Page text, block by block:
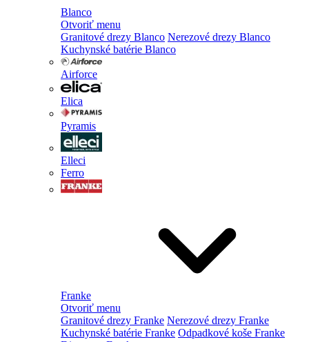
Blanco
Otvoriť menu
Granitové drezy Blanco Nerezové drezy Blanco
Kuchynské batérie Blanco
Airforce
Elica
Pyramis
Elleci
Ferro
Franke
Otvoriť menu
Granitové drezy Franke Nerezové drezy Franke
Kuchynské batérie Franke Odpadkové koše Franke